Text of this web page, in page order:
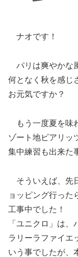
ナオです！
パリは爽やかな
何となく秋を感じ
お元気ですか？
もう一度夏を味
ゾート地ビアリッ
集中練習も出来た
そういえば、先
ョッピング行った
工事中でした！
「ユニクロ」は
ラリーラファイエ
いう事でしたが、